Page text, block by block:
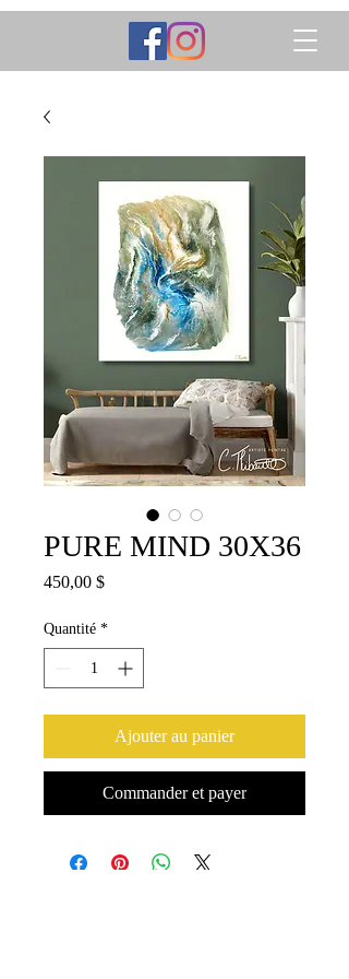
PURE MIND 30X36
450,00 $Prix
Quantité *
Ajouter au panier
Commander et payer